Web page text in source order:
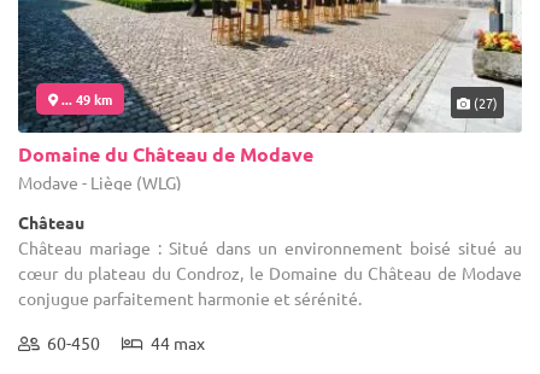
... 49 km (27)
Domaine du Château de Modave
Modave - Liège (WLG)
Château
Château mariage : Situé dans un environnement boisé situé au
cœur du plateau du Condroz, le Domaine du Château de Modave
conjugue parfaitement harmonie et sérénité.
60-450 44 max